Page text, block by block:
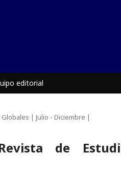
editorial
| Julio - Diciembre |
de